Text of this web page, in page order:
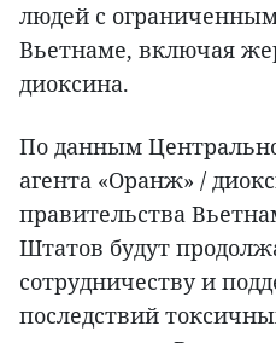
людей с
Вьетнаме, включая
диоксина.
По данным
агента «Оранж» /
правительства
Штатов будут
сотрудничеству и
последствий